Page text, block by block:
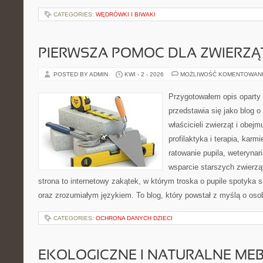
CATEGORIES: WĘDRÓWKI I BIWAKI
PIERWSZA POMOC DLA
POSTED BY ADMIN KWI - 2 - 2026 MOŻLIWOŚĆ
Przygotowałem opis
przedstawia się jako blog
właścicieli zwierząt i
profilaktyka i terapia,
ratowanie pupila,
wsparcie starszych
strona to internetowy zakątek, w którym troska o pupile spotyka
oraz zrozumiałym językiem. To blog, który powstał z myślą o
CATEGORIES: OCHRONA DANYCH DZIECI
EKOLOGICZNE I NATURALNE